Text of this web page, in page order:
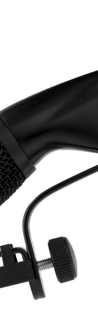
DTM
ヴィンテージ